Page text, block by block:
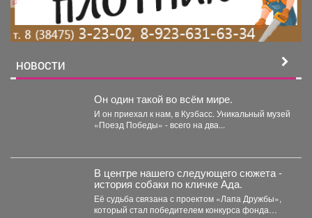
НОВОСТИ
Он один такой во всём мире.
И он приехал к нам, в Кузбасс. Уникальный музей
«Поезд Победы» - всего на два...
В центре нашего следующего сюжета -
история собаки по кличке Ада.
Её судьба связана с проектом «Лапа Дружбы»,
который стал победителем конкурса фонда